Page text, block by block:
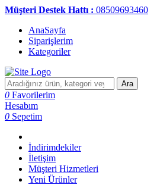
Müşteri Destek Hattı : 08509693460
AnaSayfa
Siparişlerim
Kategoriler
Ara
0 Favorilerim
Hesabım
0 Sepetim
İndirimdekiler
İletişim
Müşteri Hizmetleri
Yeni Ürünler